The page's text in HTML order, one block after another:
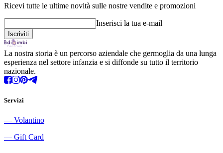
Ricevi tutte le ultime novità sulle nostre vendite e promozioni
Inserisci la tua e-mail
La nostra storia è un percorso aziendale che germoglia da una lunga
esperienza nel settore infanzia e si diffonde su tutto il territorio
nazionale.
Servizi
― Volantino
― Gift Card